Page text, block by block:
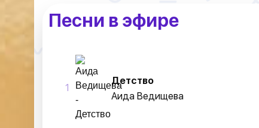
Песни в эфире
1
Детство
Аида Ведищева